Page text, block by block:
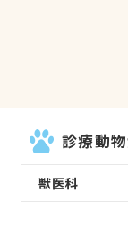
診療動
獣医科